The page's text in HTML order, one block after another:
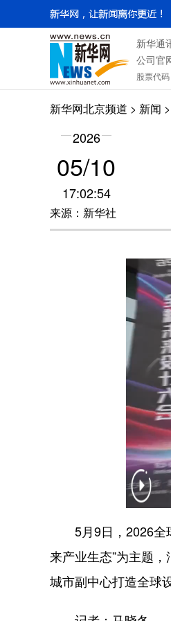
新华通
公司官
股票代码
新华网北京频道 > 新闻
2026
05/10
17:02:54
来源：新华社
5月9日，2026全
来产业生态”为主题
城市副中心打造全球